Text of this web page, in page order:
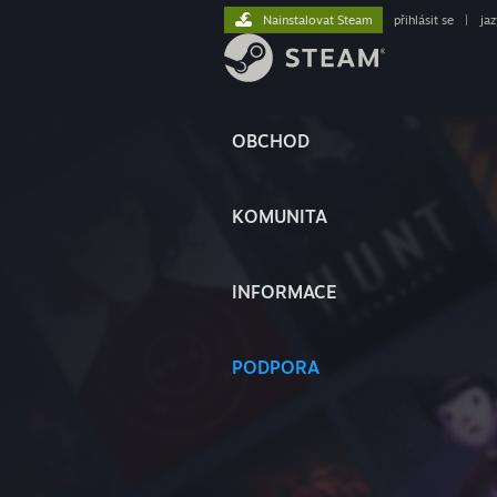
OBCHOD
KOMUNITA
INFORMACE
PODPORA
Nainstalovat Steam přihlásit se